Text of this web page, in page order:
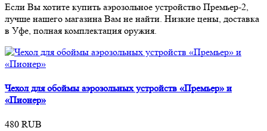
Если Вы хотите купить аэрозольное устройство Премьер-2,
лучше нашего магазина Вам не найти. Низкие цены, доставка
в Уфе, полная комплектация оружия.
Чехол для обоймы аэрозольных устройств «Премьер» и
«Пионер»
480 RUB